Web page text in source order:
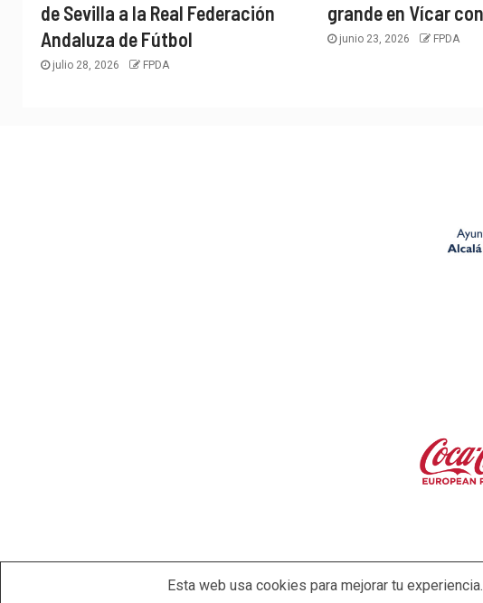
de Sevilla a la Real Federación
Andaluza de Fútbol
julio 28, 2026 FPDA
grande en Vícar
junio 23, 2026 FPDA
Copyright ©
Esta web usa cookies para mejorar tu